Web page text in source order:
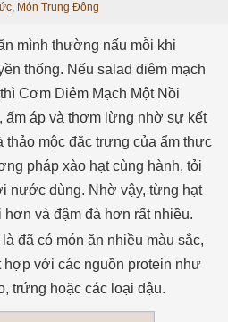
, Món Trung Đông
mình thường nấu mỗi khi
thống. Nếu salad diêm mạch
Cơm Diêm Mạch Một Nồi
ấm áp và thơm lừng nhờ sự kết
thảo mộc đặc trưng của ẩm thực
pháp xào hạt cùng hành, tỏi
nước dùng. Nhờ vậy, từng hạt
và đậm đà hơn rất nhiều.
đã có món ăn nhiều màu sắc,
hợp với các nguồn protein như
trứng hoặc các loại đậu.